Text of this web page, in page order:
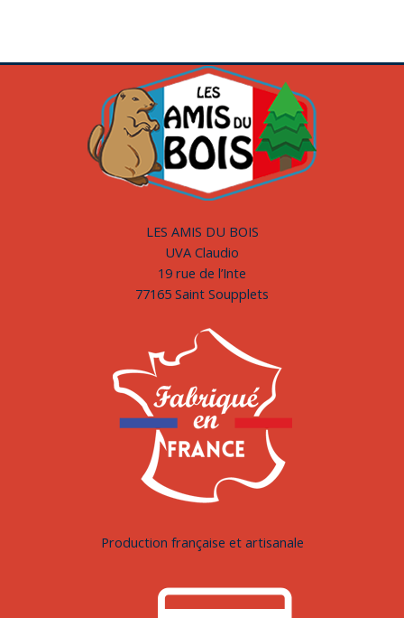
LES AMIS DU BOIS
UVA Claudio
19 rue de l’Inte
77165 Saint Soupplets
Production française et artisanale